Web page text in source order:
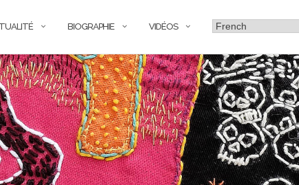
BIOGRAPHIE VIDÉOS